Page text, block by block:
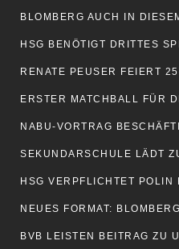
ERSTER MATCHBALL FÜR
NABU-VORTRAG
HSG VERPFLICHTET POLIN